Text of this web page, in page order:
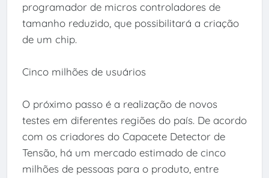
programador de micros controladores de
tamanho reduzido, que possibilitará a criação
de um chip.
Cinco milhões de usuários
O próximo passo é a realização de novos
testes em diferentes regiões do país. De acordo
com os criadores do Capacete Detector de
Tensão, há um mercado estimado de cinco
milhões de pessoas para o produto, entre